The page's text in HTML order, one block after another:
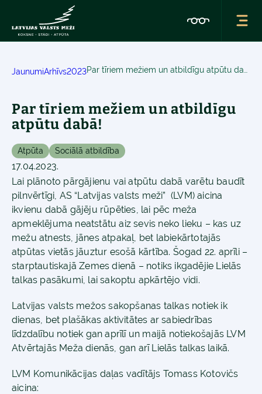
JaunumiArhīvs2023
Par tīriem mežiem un atbildīgu
atpūtu dabā!
Atpūta Sociālā atbildība
17.04.2023.
Lai plānoto pārgājienu vai atpūtu dabā varētu baudīt
pilnvērtīgi, AS “Latvijas valsts meži” (LVM) aicina
ikvienu dabā gājēju rūpēties, lai pēc meža
apmeklējuma neatstātu aiz sevis neko lieku – kas uz
mežu atnests, jānes atpakaļ, bet labiekārtotajās
atpūtas vietās jāuztur esošā kārtība. Šogad 22. aprīli –
starptautiskajā Zemes dienā – notiks ikgadējie Lielās
talkas pasākumi, lai sakoptu apkārtējo vidi.
Latvijas valsts mežos sakopšanas talkas notiek ik
dienas, bet plašākas aktivitātes ar sabiedrības
līdzdalību notiek gan aprīlī un maijā notiekošajās LVM
Atvērtajās Meža dienās, gan arī Lielās talkas laikā.
LVM Komunikācijas daļas vadītājs Tomass Kotovičs
aicina: